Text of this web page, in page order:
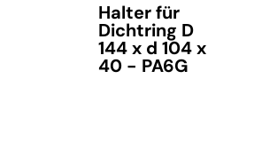
Halter für
Dichtring D
144 x d 104 x
40 - PA6G